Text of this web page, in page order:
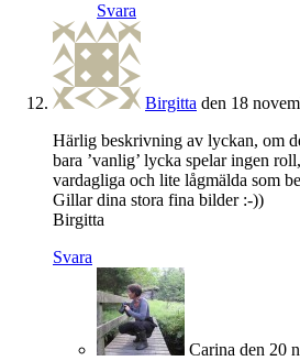
Svara
Birgitta den 18
Härlig beskrivning av lyckan, om
bara ’vanlig’ lycka spelar ingen
vardagliga och lite lågmälda som
Gillar dina stora fina bilder :-))
Birgitta
Svara
Carina den 20